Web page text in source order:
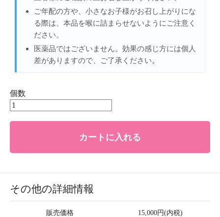
ご年配の方や、小さなお子様がお召し上がりにな
る際は、本品を喉に詰まらせないようにご注意く
ださい。
医薬品ではございません。効果の感じ方には個人
差がありますので、ご了承ください。
個数
カートに入れる
その他の詳細情報
販売価格 15,000円(内税)